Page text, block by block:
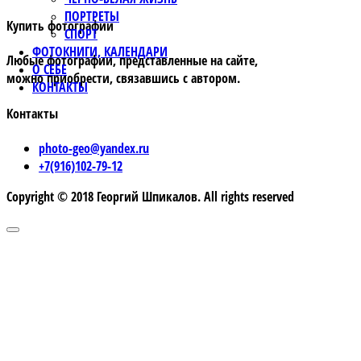
ПОРТРЕТЫ
СПОРТ
ФОТОКНИГИ, КАЛЕНДАРИ
О СЕБЕ
КОНТАКТЫ
Купить фотографии
Любые фотографии, представленные на сайте,
можно приобрести, связавшись с автором.
Контакты
photo-geo@yandex.ru
+7(916)102-79-12
Copyright © 2018 Георгий Шпикалов. All rights reserved